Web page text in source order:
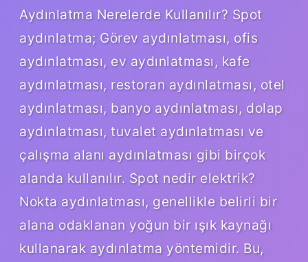
Aydınlatma Nerelerde Kullanılır? Spot
aydınlatma; Görev aydınlatması, ofis
aydınlatması, ev aydınlatması, kafe
aydınlatması, restoran aydınlatması, otel
aydınlatması, banyo aydınlatması, dolap
aydınlatması, tuvalet aydınlatması ve
çalışma alanı aydınlatması gibi birçok
alanda kullanılır. Spot nedir elektrik?
Nokta aydınlatması, genellikle belirli bir
alana odaklanan yoğun bir ışık kaynağı
kullanarak aydınlatma yöntemidir. Bu,